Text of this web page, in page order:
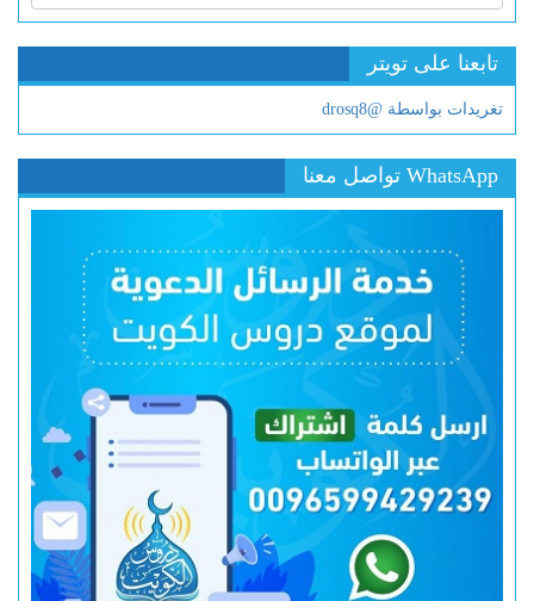
تابعنا على تويتر
تغريدات بواسطة @drosq8
WhatsApp تواصل معنا